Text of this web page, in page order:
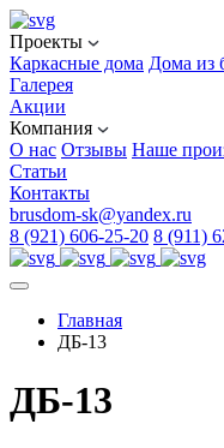
Проекты
Каркасные дома Дома из
Галерея
Акции
Компания
О нас Отзывы Наше
Статьи
Контакты
brusdom-sk@yandex.ru
8 (921) 606-25-20 8 (911)
Главная
ДБ-13
ДБ-13